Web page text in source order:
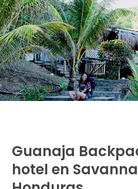
Guanaja
hotel en